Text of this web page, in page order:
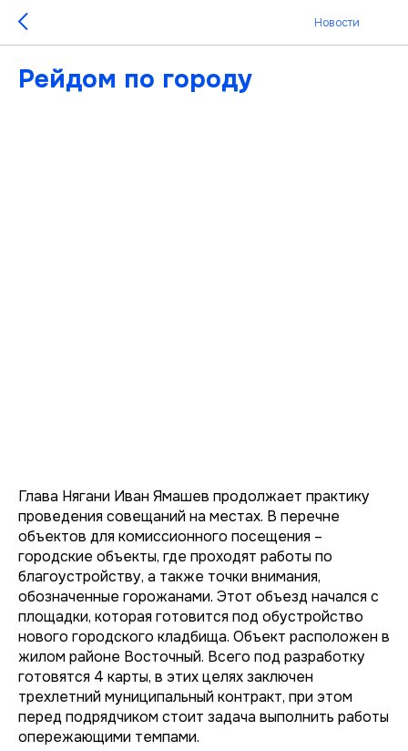
Новости
Рейдом по городу
Глава Нягани Иван Ямашев продолжает практику
проведения совещаний на местах. В перечне
объектов для комиссионного посещения –
городские объекты, где проходят работы по
благоустройству, а также точки внимания,
обозначенные горожанами. Этот объезд начался с
площадки, которая готовится под обустройство
нового городского кладбища. Объект расположен в
жилом районе Восточный. Всего под разработку
готовятся 4 карты, в этих целях заключен
трехлетний муниципальный контракт, при этом
перед подрядчиком стоит задача выполнить работы
опережающими темпами.